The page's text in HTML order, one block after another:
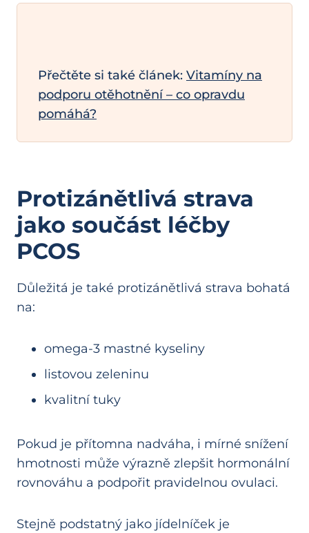
Přečtěte si také článek: Vitamíny na
podporu otěhotnění – co opravdu
pomáhá?
Protizánětlivá strava
jako součást léčby
PCOS
Důležitá je také protizánětlivá strava bohatá
na:
omega-3 mastné kyseliny
listovou zeleninu
kvalitní tuky
Pokud je přítomna nadváha, i mírné snížení
hmotnosti může výrazně zlepšit hormonální
rovnováhu a podpořit pravidelnou ovulaci.
Stejně podstatný jako jídelníček je